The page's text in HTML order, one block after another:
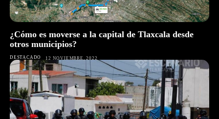
¿Cómo es moverse a la capital de Tlaxcala desde
otros municipios?
DESTACADO 12 NOVIEMBRE, 2022